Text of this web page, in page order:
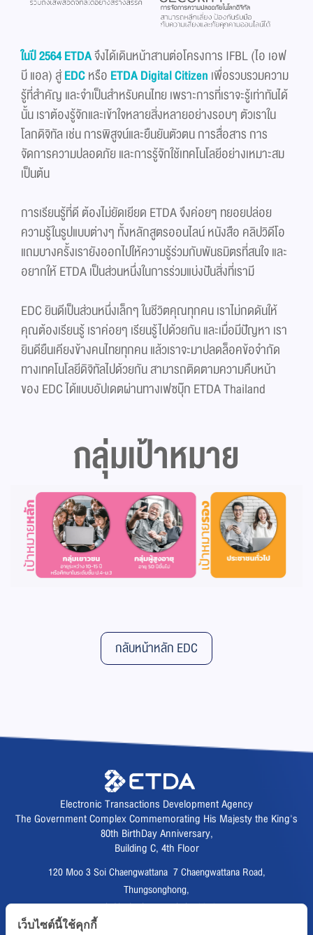
ในปี 2564 ETDAจึงได้เดินหน้าสานต่อโครงการ IFBL (ไอ เอฟ
บี แอล) สู่EDCหรือ ETDA Digital Citizen เพื่อรวบรวมความ
รู้ที่สำคัญ และจำเป็นสำหรับคนไทย เพราะการที่เราจะรู้เท่าทันได้
นั้น เราต้องรู้จักและเข้าใจหลายสิ่งหลายอย่างรอบๆ ตัวเราใน
โลกดิจิทัล เช่น การพิสูจน์และยืนยันตัวตน การสื่อสาร การ
จัดการความปลอดภัย และการรู้จักใช้เทคโนโลยีอย่างเหมาะสม
เป็นต้น
​การเรียนรู้ที่ดี ต้องไม่ยัดเยียด ETDA จึงค่อยๆ ทยอยปล่อย
ความรู้ในรูปแบบต่างๆ ทั้งหลักสูตรออนไลน์ หนังสือ คลิปวิดีโอ
แถมบางครั้งเรายังออกไปให้ความรู้ร่วมกับพันธมิตรที่สนใจ และ
อยากให้ ETDA เป็นส่วนหนึ่งในการร่วมแบ่งปันสิ่งที่เรามี
EDC ยินดีเป็นส่วนหนึ่งเล็กๆ ในชีวิตคุณทุกคน เราไม่กดดันให้
คุณต้องเรียนรู้ เราค่อยๆ เรียนรู้ไปด้วยกัน และเมื่อมีปัญหา เรา
ยินดียืนเคียงข้างคนไทยทุกคน แล้วเราจะมาปลดล็อคข้อจำกัด
ทางเทคโนโลยีดิจิทัลไปด้วยกัน สามารถติดตามความคืบหน้า
ของ EDC ได้แบบอัปเดตผ่านทางเฟซบุ๊ก ETDA Thailand
กลุ่มเป้าหมาย
กลับหน้าหลัก EDC
Electronic Transactions Development Agency
The Government Complex Commemorating His Majesty the King's
80th BirthDay Anniversary,
Building C, 4th Floor
120 Moo 3 Soi Chaengwattana 7 Chaengwattana Road,
Thungsonghong,
Lak Si District, Bangkok 10210
เว็บไซต์นี้ใช้คุกกี้